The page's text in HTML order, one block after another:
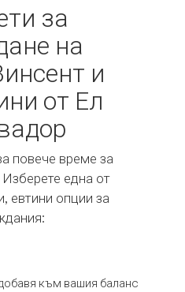
за
на
и
от Ел
повече време за
една от
евтини опции за
към вашия баланс